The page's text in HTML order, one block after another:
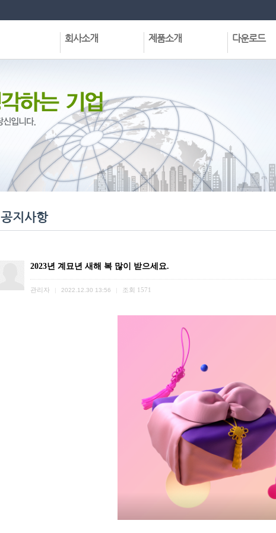
회사소개 제품소개 다운로드
VISION
회사연혁
사업분야
주요실적
조직구성도
협력업체
오시는길
기타프로그램및서비스
공지사항
2023년 계묘년 새해 복 많이 받으세요.
관리자 2022.12.30 13:56 조회 1571